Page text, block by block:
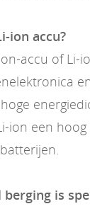
ion accu?
accu of Li-
ion een
berging is